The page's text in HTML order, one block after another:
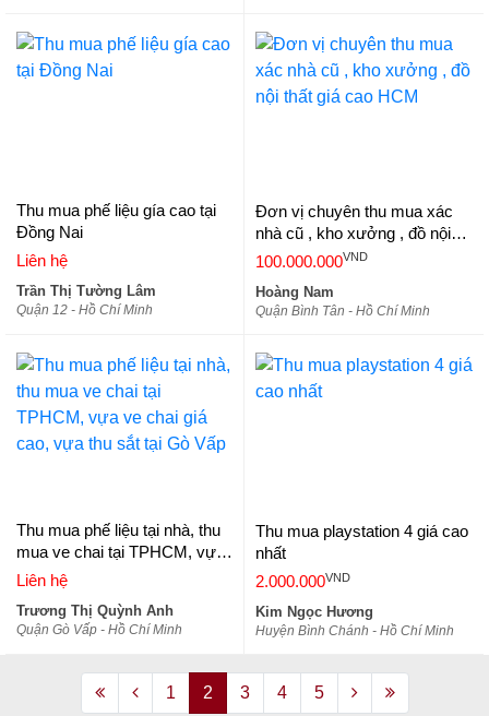
Thu mua phế liệu gía cao tại
Đồng Nai
Liên hệ
Trần Thị Tường Lâm
Quận 12 - Hồ Chí Minh
Đơn vị chuyên thu mua xác
nhà cũ , kho xưởng , đồ nội
thất giá cao HCM
100.000.000VND
Hoàng Nam
Quận Bình Tân - Hồ Chí Minh
Thu mua phế liệu tại nhà, thu
mua ve chai tại TPHCM, vựa
ve chai giá cao, vựa thu sắt
Liên hệ
Trương Thị Quỳnh Anh
Quận Gò Vấp - Hồ Chí Minh
Thu mua playstation 4 giá cao
nhất
2.000.000VND
Kim Ngọc Hương
Huyện Bình Chánh - Hồ Chí Minh
1 2 3 4 5